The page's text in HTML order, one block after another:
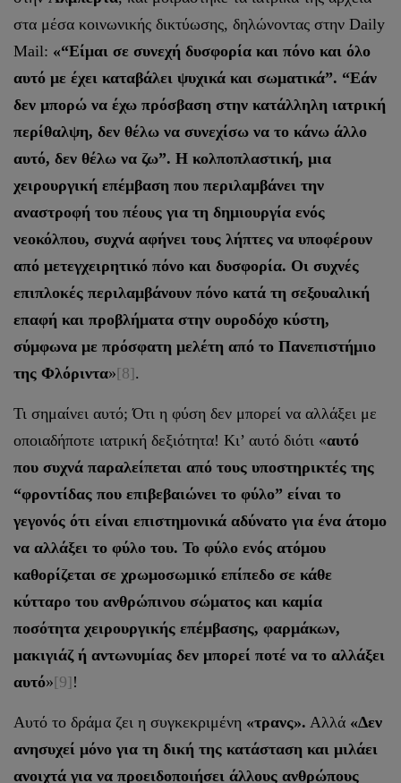
στα μέσα κοινωνικής δικτύωσης, δηλώνοντας στην Daily
Mail: «“Eίμαι σε συνεχή δυσφορία και πόνο και όλο
αυτό με έχει καταβάλει ψυχικά και σωματικά”. “Εάν
δεν μπορώ να έχω πρόσβαση στην κατάλληλη ιατρική
περίθαλψη, δεν θέλω να συνεχίσω να το κάνω άλλο
αυτό, δεν θέλω να ζω”. Η κολποπλαστική, μια
χειρουργική επέμβαση που περιλαμβάνει την
αναστροφή του πέους για τη δημιουργία ενός
νεοκόλπου, συχνά αφήνει τους λήπτες να υποφέρουν
από μετεγχειρητικό πόνο και δυσφορία. Οι συχνές
επιπλοκές περιλαμβάνουν πόνο κατά τη σεξουαλική
επαφή και προβλήματα στην ουροδόχο κύστη,
σύμφωνα με πρόσφατη μελέτη από το Πανεπιστήμιο
της Φλόριντα»[8].
Τι σημαίνει αυτό; Ότι η φύση δεν μπορεί να αλλάξει με
οποιαδήποτε ιατρική δεξιότητα! Κι’ αυτό διότι «αυτό
που συχνά παραλείπεται από τους υποστηρικτές της
“φροντίδας που επιβεβαιώνει το φύλο” είναι το
γεγονός ότι είναι επιστημονικά αδύνατο για ένα άτομο
να αλλάξει το φύλο του. Το φύλο ενός ατόμου
καθορίζεται σε χρωμοσωμικό επίπεδο σε κάθε
κύτταρο του ανθρώπινου σώματος και καμία
ποσότητα χειρουργικής επέμβασης, φαρμάκων,
μακιγιάζ ή αντωνυμίας δεν μπορεί ποτέ να το αλλάξει
αυτό»[9]!
Αυτό το δράμα ζει η συγκεκριμένη «τρανς». Αλλά «Δεν
ανησυχεί μόνο για τη δική της κατάσταση και μιλάει
ανοιχτά για να προειδοποιήσει άλλους ανθρώπους